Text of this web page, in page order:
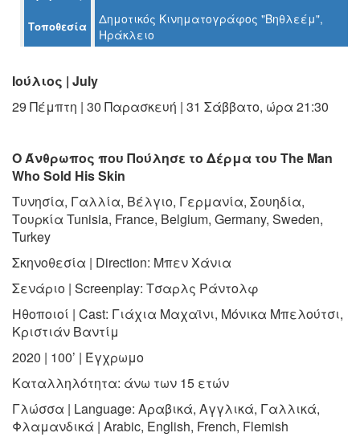
ΤΟΠΟΣ
ΔΗΜΟΣ
ΑΝΘΕΚΤΙΚΗ
ΠΟΛΗ
Τοποθεσία
Δημοτικός Κινηματογράφος "Βηθλεέμ",
Ηράκλειο
Ιούλιος | July
29 Πέμπτη | 30 Παρασκευή | 31 Σάββατο, ώρα 21:30
Ο Άνθρωπος που Πούλησε το Δέρμα του The Man
Who Sold His Skin
Τυνησία, Γαλλία, Βέλγιο, Γερμανία, Σουηδία,
Τουρκία Tunisia, France, Belgium, Germany, Sweden,
Turkey
Σκηνοθεσία | Direction: Μπεν Χάνια
Σενάριο | Screenplay: Τσαρλς Ράντολφ
Ηθοποιοί | Cast: Γιάχια Μαχαϊνι, Μόνικα Μπελούτσι,
Κριστιάν Βαντίμ
2020 | 100’ | Έγχρωμο
Καταλληλότητα: άνω των 15 ετών
Γλώσσα | Language: Αραβικά, Αγγλικά, Γαλλικά,
Φλαμανδικά | Arabic, English, French, Flemish